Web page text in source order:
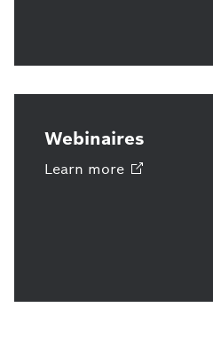
Webinaires
Learn more